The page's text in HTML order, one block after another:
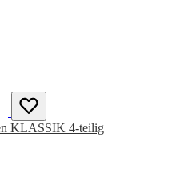
KLASSIK 4-teilig